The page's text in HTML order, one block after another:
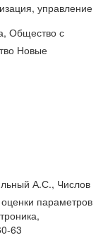
управление
Общество с
Новые
А.С., Числов
параметров
63